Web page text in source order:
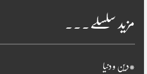
مزید سلسلے۔۔۔
*دین و دنیا